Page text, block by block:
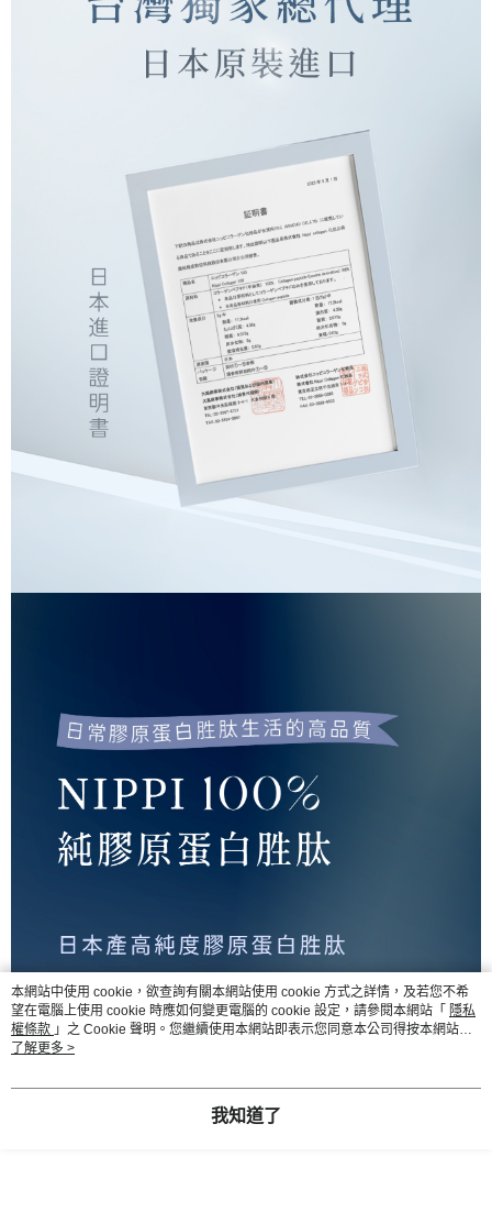
本網站中使用 cookie，欲查詢有關本網站使用 cookie 方式之詳情，及若您不希
望在電腦上使用 cookie 時應如何變更電腦的 cookie 設定，請參閱本網站「 隱私
權條款 」之 Cookie 聲明。您繼續使用本網站即表示您同意本公司得按本網站使
用條款之 Cookie 聲明使用 cookie。
了解更多 >
我知道了